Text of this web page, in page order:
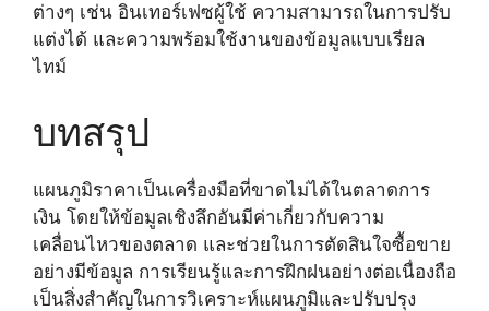
ต่างๆ เช่น อินเทอร์เฟซผู้ใช้ ความสามารถในการปรับ
แต่งได้ และความพร้อมใช้งานของข้อมูลแบบเรียล
ไทม์
บทสรุป
แผนภูมิราคาเป็นเครื่องมือที่ขาดไม่ได้ในตลาดการ
เงิน โดยให้ข้อมูลเชิงลึกอันมีค่าเกี่ยวกับความ
เคลื่อนไหวของตลาด และช่วยในการตัดสินใจซื้อขาย
อย่างมีข้อมูล การเรียนรู้และการฝึกฝนอย่างต่อเนื่องถือ
เป็นสิ่งสำคัญในการวิเคราะห์แผนภูมิและปรับปรุง